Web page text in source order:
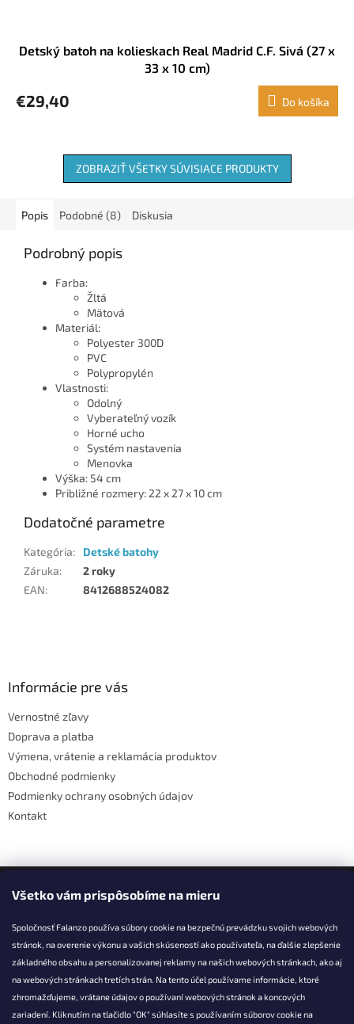
Všetko vám prispôsobíme na mieru
Spoločnosť Falanzo používa súbory cookie na bezpečnú prevádzku svojich webových
stránok, na overenie výkonu a vašich skúseností ako používateľa, na ďalšie zlepšenie
základného obsahu a personalizovanej reklamy na našich webových stránkach, ako aj
na webových stránkach tretích strán. Na tento účel používame informácie, ktoré
zhromažďujeme, vrátane údajov o používaní webových stránok a koncových
zariadení. Kliknutím na tlačidlo "OK" súhlasíte s používaním súborov cookie na
Detský batoh na kolieskach Real Madrid C.F. Sivá (27 x
33 x 10 cm)
€29,40 Do košíka
ZOBRAZIŤ VŠETKY SÚVISIACE PRODUKTY
Popis Podobné (8) Diskusia
Podrobný popis
Farba:
Žltá
Mätová
Materiál:
Polyester 300D
PVC
Polypropylén
Vlastnosti:
Odolný
Vyberateľný vozík
Horné ucho
Systém nastavenia
Menovka
Výška: 54 cm
Približné rozmery: 22 x 27 x 10 cm
Dodatočné parametre
Kategória:
Detské batohy
Záruka:
2 roky
EAN: 8412688524082
Informácie pre vás
Vernostné zľavy
Doprava a platba
Výmena, vrátenie a reklamácia produktov
Obchodné podmienky
Podmienky ochrany osobných údajov
Kontakt
Facebook
KONTAKT
info@falanzo.sk